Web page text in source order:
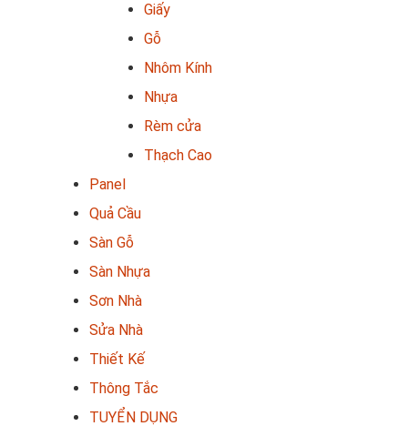
Giấy
Gỗ
Nhôm Kính
Nhựa
Rèm cửa
Thạch Cao
Panel
Quả Cầu
Sàn Gỗ
Sàn Nhựa
Sơn Nhà
Sửa Nhà
Thiết Kế
Thông Tắc
TUYỂN DỤNG